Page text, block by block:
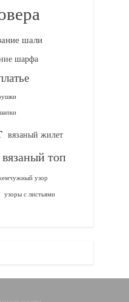
шали
шарфа
вязаный жилет
вязаный топ
узор
узоры с листьями